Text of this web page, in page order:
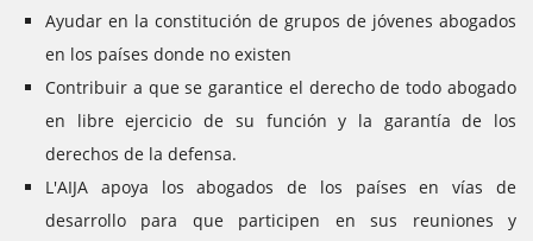
Ayudar en la constitución de grupos de jóvenes abogados
en los países donde no existen
Contribuir a que se garantice el derecho de todo abogado
en libre ejercicio de su función y la garantía de los
derechos de la defensa.
L'AIJA apoya los abogados de los países en vías de
desarrollo para que participen en sus reuniones y